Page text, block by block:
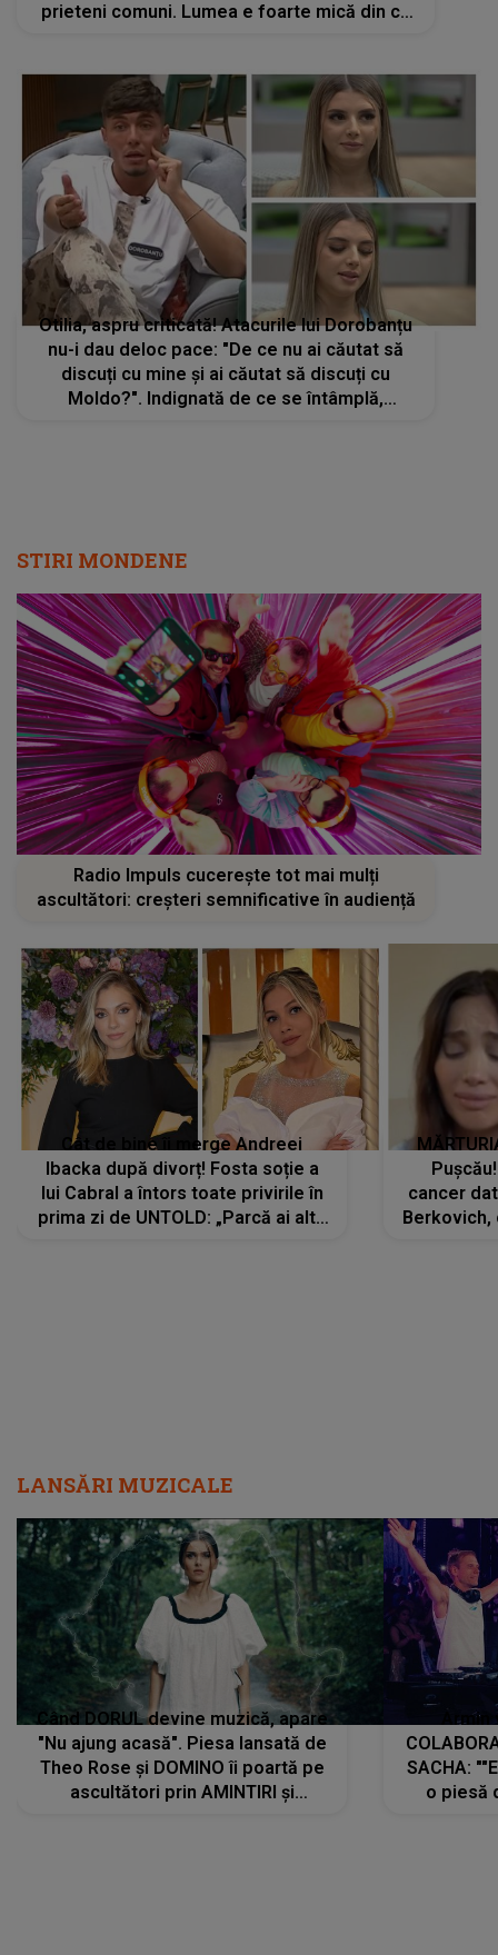
prieteni comuni. Lumea e foarte mică din ce
Otilia, aspru criticată! Atacurile lui Dorobanțu
nu-i dau deloc pace: "De ce nu ai căutat să
discuți cu mine și ai căutat să discuți cu
Moldo?". Indignată de ce se întâmplă,
STIRI MONDENE
Radio Impuls cucerește tot mai mulți
ascultători: creșteri semnificative în audiență
Cât de bine îi merge Andreei
Ibacka după divorț! Fosta soție a
lui Cabral a întors toate privirile în
prima zi de UNTOLD: „Parcă ai altă
cancer
Berkovich,
LANSĂRI MUZICALE
Când DORUL devine muzică, apare
"Nu ajung acasă". Piesa lansată de
Theo Rose și DOMINO îi poartă pe
ascultători prin AMINTIRI și
SACHA:
o piesă